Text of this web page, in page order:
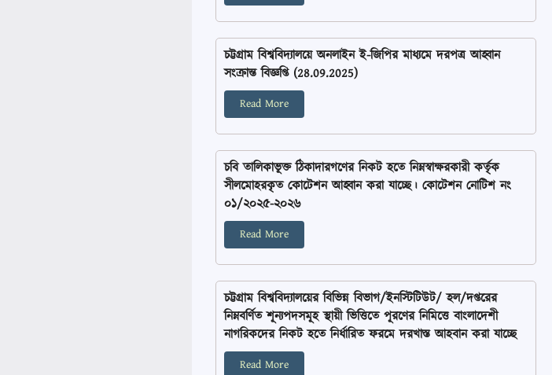
চট্টগ্রাম বিশ্ববিদ্যালয়ে অনলাইন ই-জিপির মাধ্যমে দরপত্র আহ্বান
সংক্রান্ত বিজ্ঞপ্তি (28.09.2025)
Read More
চবি তালিকাভূক্ত ঠিকাদারগণের নিকট হতে নিম্নস্বাক্ষরকারী কর্তৃক
সীলমোহরকৃত কোটেশন আহ্বান করা যাচ্ছে। কোটেশন নোটিশ নং
০১/২০২৫-২০২৬
Read More
চট্টগ্রাম বিশ্ববিদ্যালয়ের বিভিন্ন বিভাগ/ইনস্টিটিউট/ হল/দপ্তরের
নিম্নবর্ণিত শূন্যপদসমূহ স্থায়ী ভিত্তিতে পূরণের নিমিত্তে বাংলাদেশী
নাগরিকদের নিকট হতে নির্ধারিত ফরমে দরখাস্ত আহবান করা যাচ্ছে
Read More